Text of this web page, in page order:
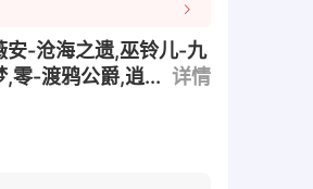
安-沧海之遗,巫铃儿-九
零-渡鸦公爵,逍... 详情